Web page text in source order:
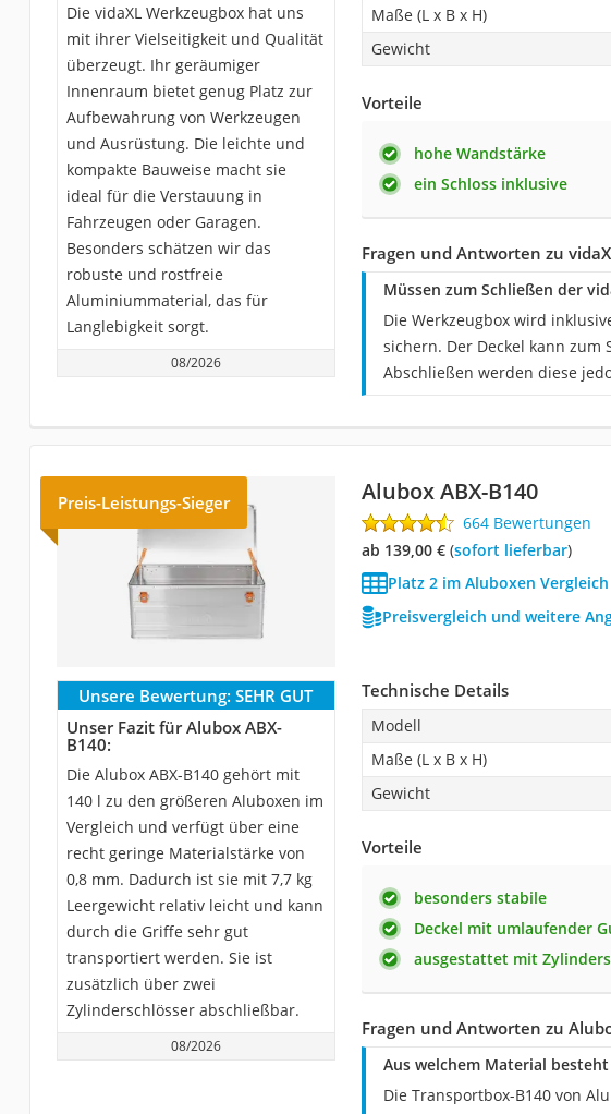
Die vidaXL Werkzeugbox hat uns
mit ihrer Vielseitigkeit und Qualität
überzeugt. Ihr geräumiger
Innenraum bietet genug Platz zur
Aufbewahrung von Werkzeugen
und Ausrüstung. Die leichte und
kompakte Bauweise macht sie
ideal für die Verstauung in
Fahrzeugen oder Garagen.
Besonders schätzen wir das
robuste und rostfreie
Aluminiummaterial, das für
Langlebigkeit sorgt.
08/2026
Maße (L x B x H)
Gewicht
Vorteile
hohe Wandstärke
ein Schloss inklusive
Fragen und Antworten zu
Müssen zum Schließen der
Die Werkzeugbox wird
sichern. Der Deckel kann zum
Abschließen werden diese
Preis-Leistungs-Sieger Alubox ABX-B140
664 Bewertungen
ab 139,00 €( Sofort lieferbar)
Platz 2 im Aluboxen Vergleich
Preisvergleich und weitere
Unsere Bewertung: SEHR GUT
Unser Fazit für Alubox ABX-
B140:
Die Alubox ABX-B140 gehört mit
140 l zu den größeren Aluboxen im
Vergleich und verfügt über eine
recht geringe Materialstärke von
0,8 mm. Dadurch ist sie mit 7,7 kg
Leergewicht relativ leicht und kann
durch die Griffe sehr gut
transportiert werden. Sie ist
zusätzlich über zwei
Zylinderschlösser abschließbar.
08/2026
Technische Details
Modell
Maße (L x B x H)
Gewicht
Vorteile
besonders stabile
Deckel mit umlaufender
ausgestattet mit
Fragen und Antworten zu
Aus welchem Material
Die Transportbox-B140 von